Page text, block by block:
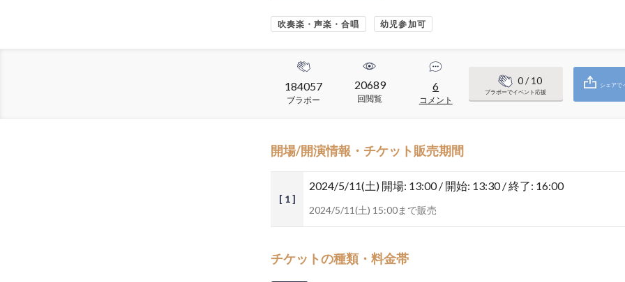
吹奏楽・声楽・合唱 幼児参加可
184057
ブラボー
20689
回閲覧
6
コメント
0/ 10
ブラボーでイベント応援
シェアで
開場/開演情報・チケット販売期間
[ 1 ]
2024/5/11(土) 開場: 13:00 / 開始: 13:30 / 終了: 16:00
2024/5/11(土) 15:00まで販売
チケットの種類・料金帯